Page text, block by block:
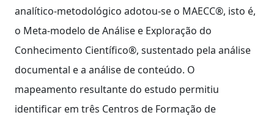
analítico-metodológico adotou-se o MAECC®, isto é,
o Meta-modelo de Análise e Exploração do
Conhecimento Científico®, sustentado pela análise
documental e a análise de conteúdo. O
mapeamento resultante do estudo permitiu
identificar em três Centros de Formação de